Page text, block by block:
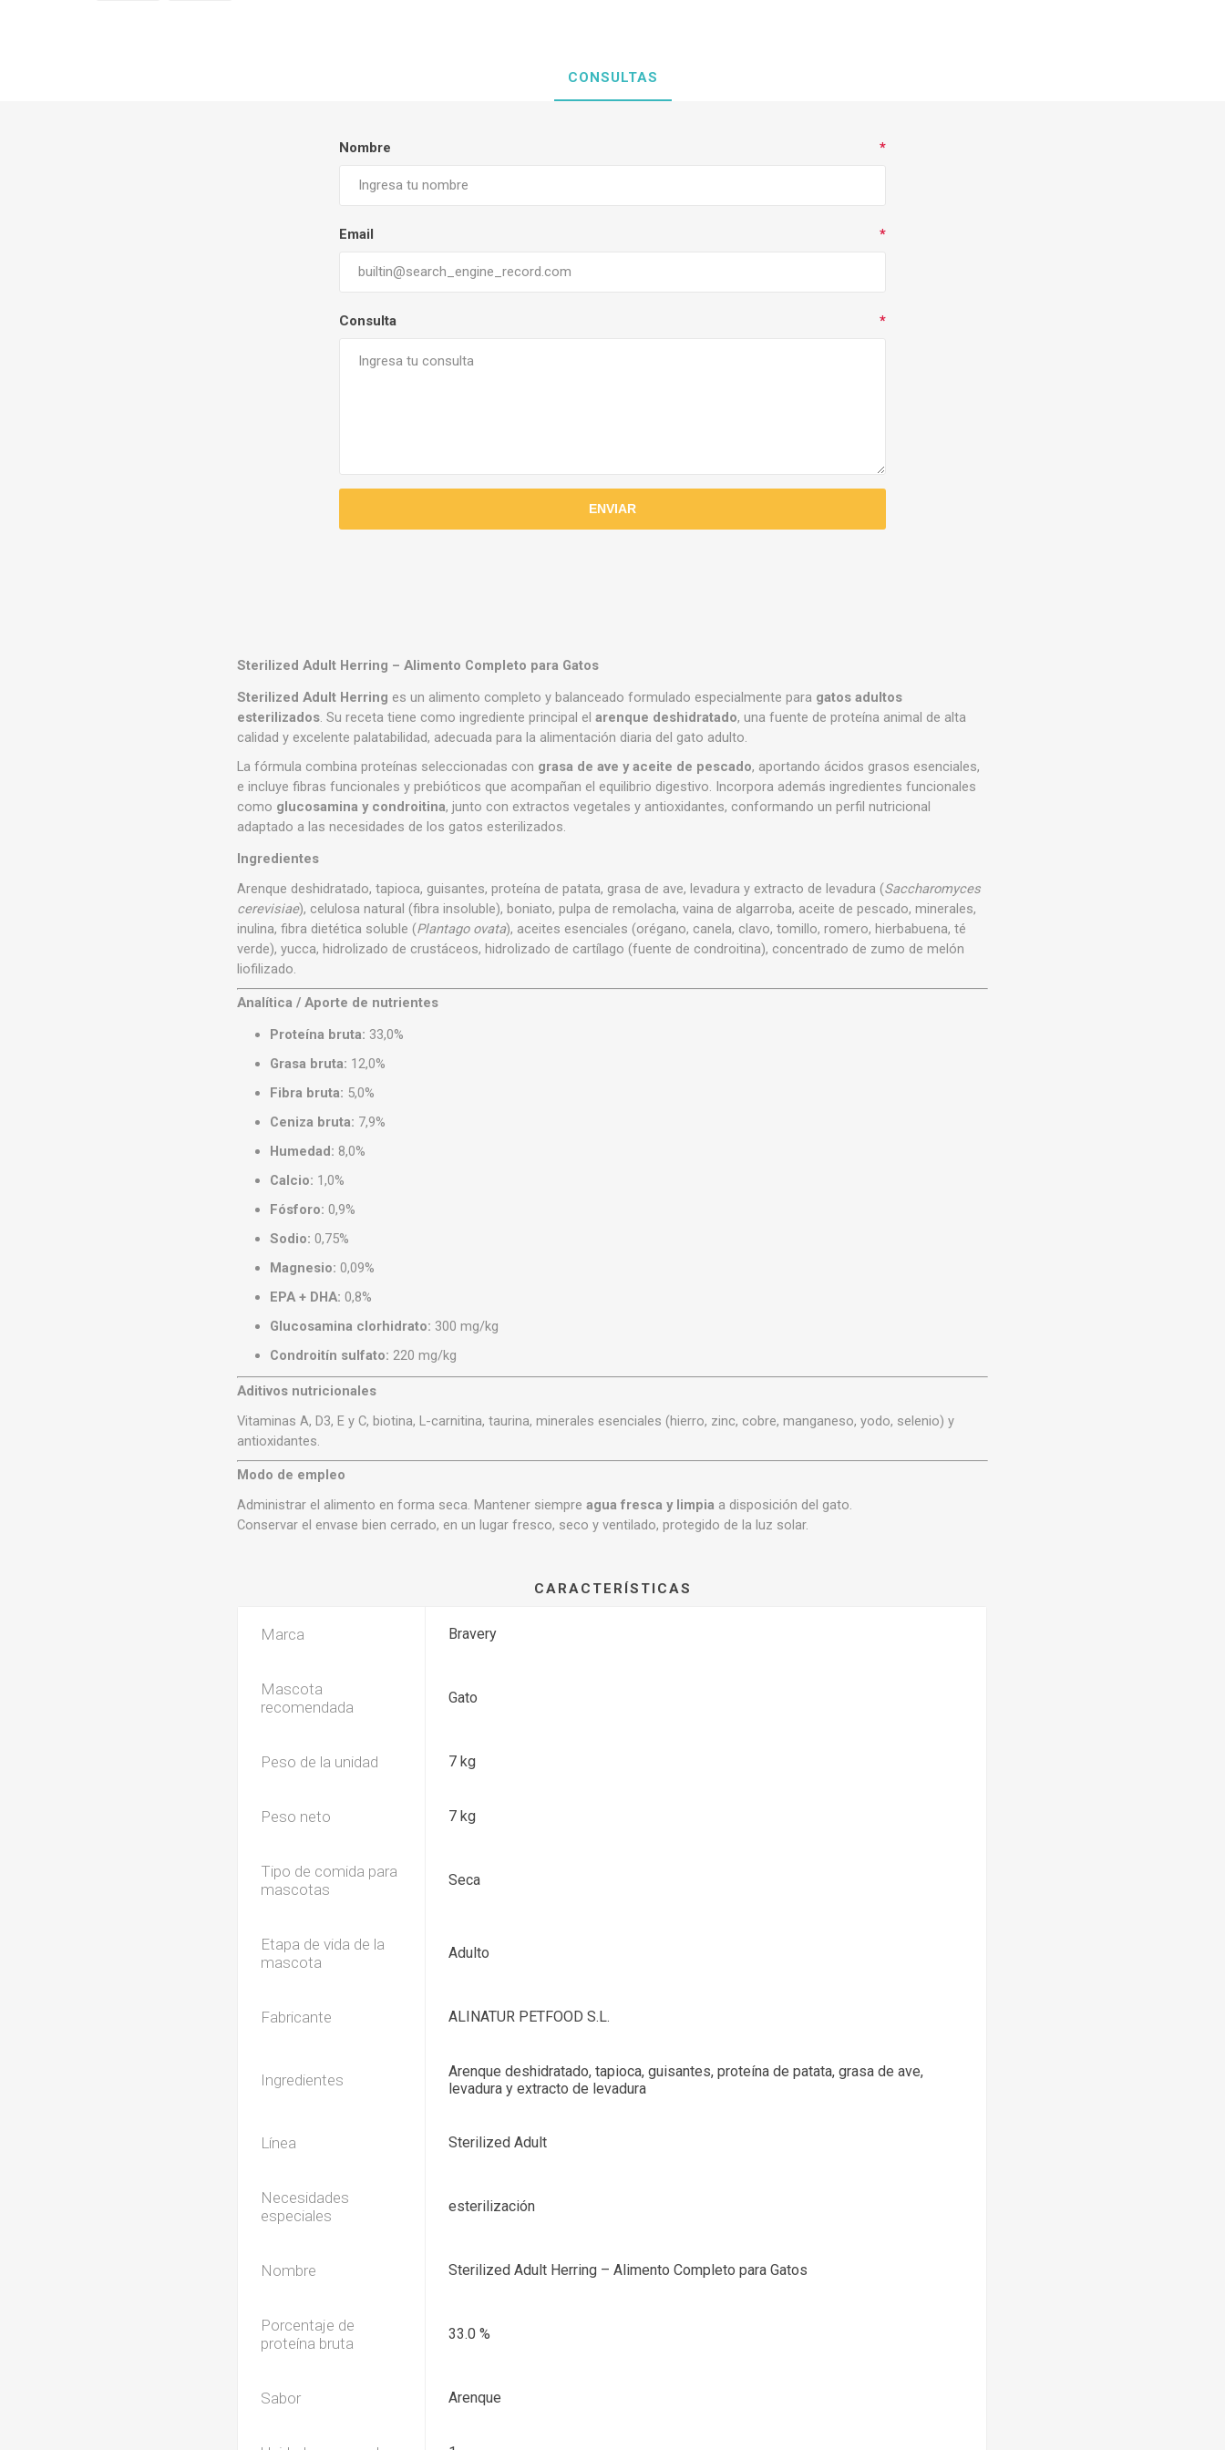
CONSULTAS
Nombre *
Email *
Consulta *
Sterilized Adult Herring – Alimento Completo para Gatos
Sterilized Adult Herring es un alimento completo y balanceado formulado especialmente para gatos adultos
esterilizados. Su receta tiene como ingrediente principal elarenque deshidratado, una fuente de proteína animal de alta
calidad y excelente palatabilidad, adecuada para la alimentación diaria del gato adulto.
La fórmula combina proteínas seleccionadas con grasa de ave y aceite de pescado, aportando ácidos grasos esenciales,
e incluye fibras funcionales y prebióticos que acompañan el equilibrio digestivo. Incorpora además ingredientes funcionales
como glucosamina y condroitina, junto con extractos vegetales y antioxidantes, conformando un perfil nutricional
adaptado a las necesidades de los gatos esterilizados.
Ingredientes
Arenque deshidratado, tapioca, guisantes, proteína de patata, grasa de ave, levadura y extracto de levadura (Saccharomyces
cerevisiae), celulosa natural (fibra insoluble), boniato, pulpa de remolacha, vaina de algarroba, aceite de pescado, minerales,
inulina, fibra dietética soluble (Plantago ovata), aceites esenciales (orégano, canela, clavo, tomillo, romero, hierbabuena, té
verde), yucca, hidrolizado de crustáceos, hidrolizado de cartílago (fuente de condroitina), concentrado de zumo de melón
liofilizado.
Analítica / Aporte de nutrientes
Proteína bruta: 33,0%
Grasa bruta: 12,0%
Fibra bruta: 5,0%
Ceniza bruta: 7,9%
Humedad: 8,0%
Calcio: 1,0%
Fósforo: 0,9%
Sodio: 0,75%
Magnesio: 0,09%
EPA + DHA: 0,8%
Glucosamina clorhidrato: 300 mg/kg
Condroitín sulfato: 220 mg/kg
Aditivos nutricionales
Vitaminas A, D3, E y C, biotina, L-carnitina, taurina, minerales esenciales (hierro, zinc, cobre, manganeso, yodo, selenio) y
antioxidantes.
Modo de empleo
Administrar el alimento en forma seca. Mantener siempreagua fresca y limpia a disposición del gato.
Conservar el envase bien cerrado, en un lugar fresco, seco y ventilado, protegido de la luz solar.
CARACTERÍSTICAS
Marca Bravery
Mascota
recomendada
Gato
Peso de la unidad 7 kg
Peso neto 7 kg
Tipo de comida para
mascotas
Seca
Etapa de vida de la
mascota
Adulto
Fabricante ALINATUR PETFOOD S.L.
Ingredientes
Arenque deshidratado, tapioca, guisantes, proteína de patata, grasa de ave,
levadura y extracto de levadura
Línea Sterilized Adult
Necesidades
especiales
esterilización
Nombre Sterilized Adult Herring – Alimento Completo para Gatos
Porcentaje de
proteína bruta
33.0 %
Sabor Arenque